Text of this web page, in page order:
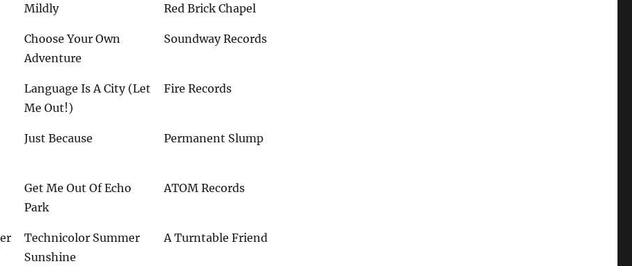
Mildly Red Brick Chapel
Choose Your Own
Adventure
Soundway Records
Language Is A City (Let
Me Out!)
Fire Records
Just Because Permanent Slump
Get Me Out Of Echo
Park
ATOM Records
Technicolor Summer
Sunshine
A Turntable Friend